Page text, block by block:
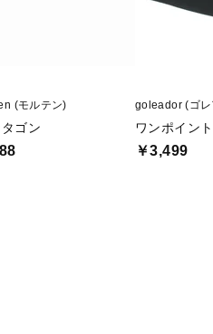
(モルテン)
ゴン
goleador (ゴ
ワンポイン
￥3,499